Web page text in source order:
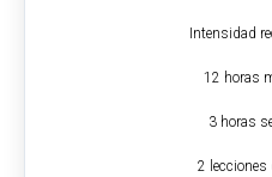
Intensidad
12 horas
3 horas
2 lecciones